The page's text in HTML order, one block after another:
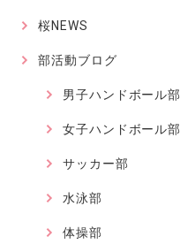
桜NEWS
部活動ブログ
男子ハンドボール部
女子ハンドボール部
サッカー部
水泳部
体操部